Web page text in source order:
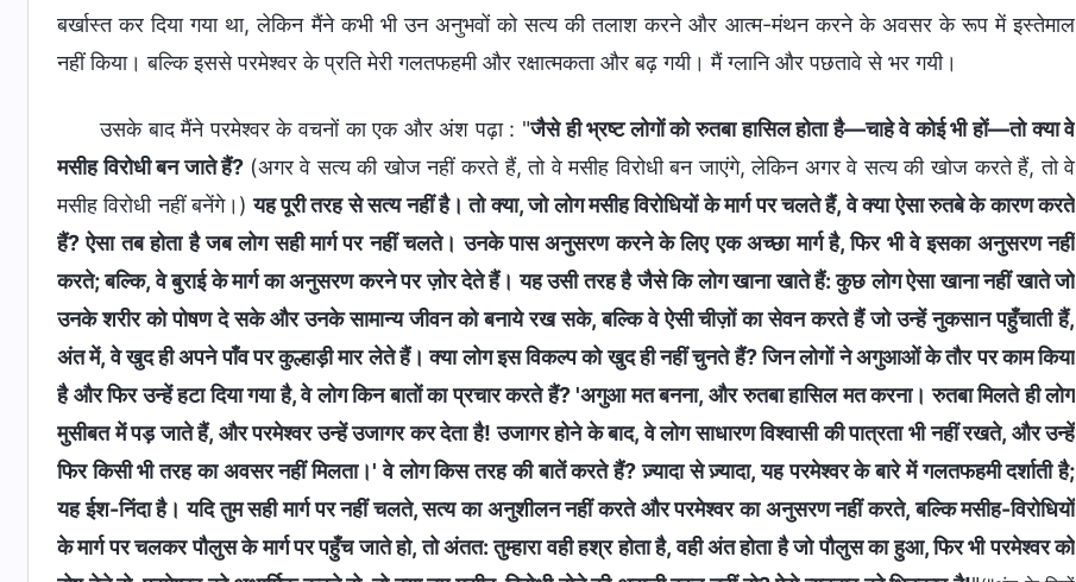
बर्खास्त कर दिया गया था, लेकिन मैंने कभी भी उन अनुभवों को सत्य की तलाश करने और आत्म-मंथन करने के अवसर के रूप में इस्तेमाल
नहीं किया। बल्कि इससे परमेश्वर के प्रति मेरी गलतफहमी और रक्षात्मकता और बढ़ गयी। मैं ग्लानि और पछतावे से भर गयी।
उसके बाद मैंने परमेश्वर के वचनों का एक और अंश पढ़ा : "जैसे ही भ्रष्ट लोगों को रुतबा हासिल होता है—चाहे वे कोई भी हों—तो क्या वे
मसीह विरोधी बन जाते हैं? (अगर वे सत्य की खोज नहीं करते हैं, तो वे मसीह विरोधी बन जाएंगे, लेकिन अगर वे सत्य की खोज करते हैं, तो वे
मसीह विरोधी नहीं बनेंगे।) यह पूरी तरह से सत्य नहीं है। तो क्या, जो लोग मसीह विरोधियों के मार्ग पर चलते हैं, वे क्या ऐसा रुतबे के कारण करते
हैं? ऐसा तब होता है जब लोग सही मार्ग पर नहीं चलते। उनके पास अनुसरण करने के लिए एक अच्छा मार्ग है, फिर भी वे इसका अनुसरण नहीं
करते; बल्कि, वे बुराई के मार्ग का अनुसरण करने पर ज़ोर देते हैं। यह उसी तरह है जैसे कि लोग खाना खाते हैं: कुछ लोग ऐसा खाना नहीं खाते जो
उनके शरीर को पोषण दे सके और उनके सामान्य जीवन को बनाये रख सके, बल्कि वे ऐसी चीज़ों का सेवन करते हैं जो उन्हें नुकसान पहुँचाती हैं,
अंत में, वे खुद ही अपने पाँव पर कुल्हाड़ी मार लेते हैं। क्या लोग इस विकल्प को खुद ही नहीं चुनते हैं? जिन लोगों ने अगुआओं के तौर पर काम किया
है और फिर उन्हें हटा दिया गया है, वे लोग किन बातों का प्रचार करते हैं? 'अगुआ मत बनना, और रुतबा हासिल मत करना। रुतबा मिलते ही लोग
मुसीबत में पड़ जाते हैं, और परमेश्वर उन्हें उजागर कर देता है! उजागर होने के बाद, वे लोग साधारण विश्वासी की पात्रता भी नहीं रखते, और उन्हें
फिर किसी भी तरह का अवसर नहीं मिलता।' वे लोग किस तरह की बातें करते हैं? ज़्यादा से ज़्यादा, यह परमेश्वर के बारे में गलतफहमी दर्शाती है;
यह ईश-निंदा है। यदि तुम सही मार्ग पर नहीं चलते, सत्य का अनुशीलन नहीं करते और परमेश्वर का अनुसरण नहीं करते, बल्कि मसीह-विरोधियों
के मार्ग पर चलकर पौलुस के मार्ग पर पहुँच जाते हो, तो अंतत: तुम्हारा वही हश्र होता है, वही अंत होता है जो पौलुस का हुआ, फिर भी परमेश्वर को